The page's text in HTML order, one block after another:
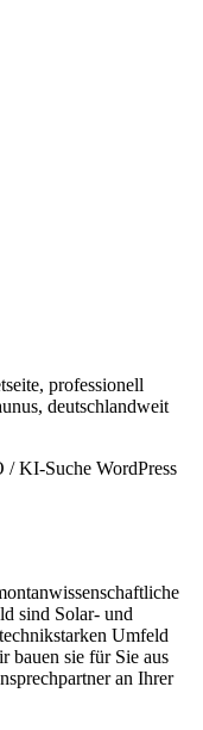
professionell
deutschlandweit
/ KI-Suche WordPress
sind Solar- und
Umfeld
bauen sie für Sie aus
an Ihrer